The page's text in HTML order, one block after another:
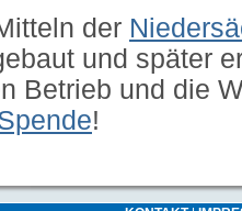
der
und später
Betrieb und die
!